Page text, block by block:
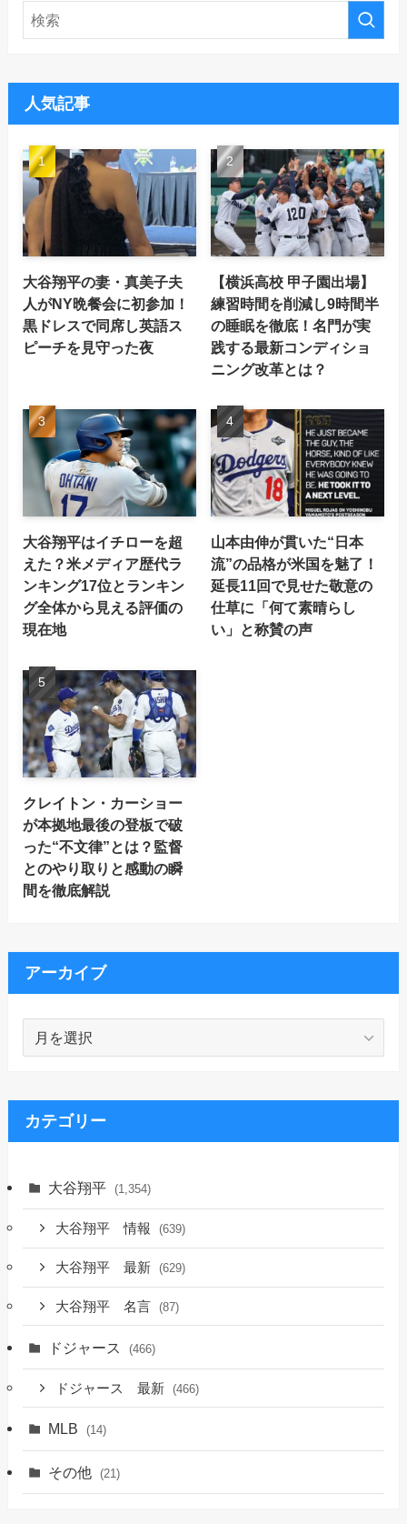
人気記事
大谷翔平の妻・真美子夫
人がNY晩餐会に初参加！
黒ドレスで同席し英語ス
ピーチを見守った夜
【横浜高校 甲子園出場】
練習時間を削減し9時間半
の睡眠を徹底！名門が実
践する最新コンディショ
ニング改革とは？
大谷翔平はイチローを超
えた？米メディア歴代ラ
ンキング17位とランキン
グ全体から見える評価の
現在地
山本由伸が貫いた“日本
流”の品格が米国を魅了！
延長11回で見せた敬意の
仕草に「何て素晴らし
い」と称賛の声
クレイトン・カーショー
が本拠地最後の登板で破
った“不文律”とは？監督
とのやり取りと感動の瞬
間を徹底解説
アーカイブ
イ
ブ
カテゴリー
大谷翔平 (1,354)
大谷翔平 情報 (639)
大谷翔平 最新 (629)
大谷翔平 名言 (87)
ドジャース (466)
ドジャース 最新 (466)
MLB (14)
その他 (21)